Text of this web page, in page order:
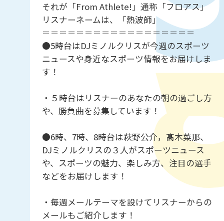
それが「From Athlete!」通称「フロアス」
リスナーネームは、「熱波師」
＝＝＝＝＝＝＝＝＝＝＝＝＝＝＝＝＝＝
●5時台はDJミノルクリスが今週のスポーツ
ニュースや身近なスポーツ情報をお届けしま
す！
・５時台はリスナーのあなたの朝の過ごし方
や、勝負曲を募集しています！
●6時、7時、8時台は萩野公介，髙木菜那、
DJミノルクリスの３人がスポーツニュース
や、スポーツの魅力、楽しみ方、注目の選手
などをお届けします！
・毎週メールテーマを設けてリスナーからの
メールもご紹介します！